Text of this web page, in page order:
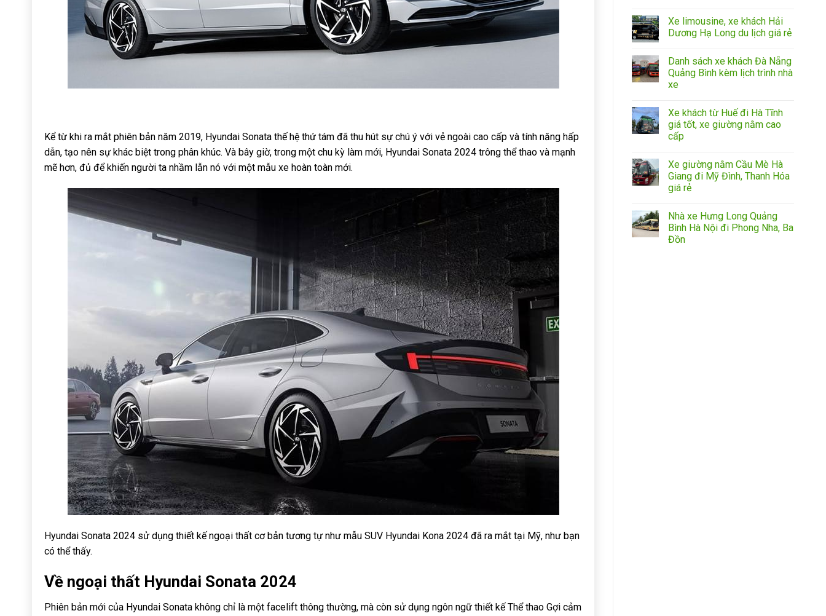
Kể từ khi ra mắt phiên bản năm 2019, Hyundai Sonata thế hệ thứ tám đã thu hút sự chú ý với vẻ ngoài cao cấp và tính năng hấp
dẫn, tạo nên sự khác biệt trong phân khúc. Và bây giờ, trong một chu kỳ làm mới, Hyundai Sonata 2024 trông thể thao và mạnh
mẽ hơn, đủ để khiến người ta nhầm lẫn nó với một mẫu xe hoàn toàn mới.
Hyundai Sonata 2024 sử dụng thiết kế ngoại thất cơ bản tương tự như mẫu SUV Hyundai Kona 2024 đã ra mắt tại Mỹ, như bạn
có thể thấy.
Về ngoại thất Hyundai Sonata 2024
Phiên bản mới của Hyundai Sonata không chỉ là một facelift thông thường, mà còn sử dụng ngôn ngữ thiết kế Thể thao Gợi cảm
Xe limousine, xe khách Hải
Dương Hạ Long du lịch giá rẻ
Danh sách xe khách Đà Nẵng
Quảng Bình kèm lịch trình nhà
xe
Xe khách từ Huế đi Hà Tĩnh
giá tốt, xe giường nằm cao
cấp
Xe giường nằm Cầu Mè Hà
Giang đi Mỹ Đình, Thanh Hóa
giá rẻ
Nhà xe Hưng Long Quảng
Bình Hà Nội đi Phong Nha, Ba
Đồn